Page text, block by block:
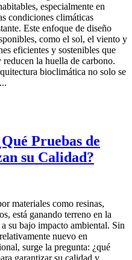
especialmente en
condiciones climáticas
Este enfoque de diseño
como el sol, el viento y
eficientes y sostenibles que
la huella de carbono.
bioclimática no solo se
Pruebas de
su Calidad?
materiales como resinas,
está ganando terreno en la
su bajo impacto ambiental. Sin
nuevo en
surge la pregunta: ¿qué